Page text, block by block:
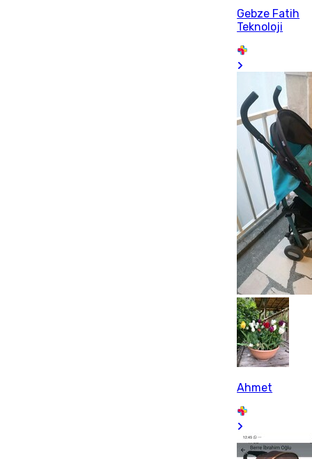
Gebze Fatih
Teknoloji
Ahmet